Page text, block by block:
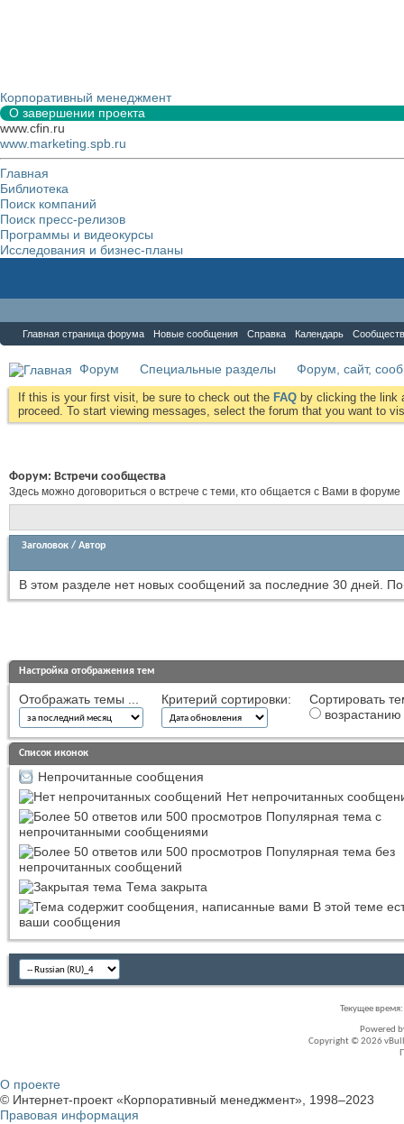
Корпоративный менеджмент
О завершении проекта
www.cfin.ru
www.marketing.spb.ru
Главная
Библиотека
Поиск компаний
Поиск пресс-релизов
Программы и видеокурсы
Исследования и бизнес-планы
Главная страница форума Новые сообщения Справка Календарь
Форум Специальные разделы Форум, сайт,
If this is your first visit, be sure to check out the FAQ by clicking the link
proceed. To start viewing messages, select the forum that you want to
Форум: Встречи сообщества
Здесь можно договориться о встрече с теми, кто общается с Вами в форуме
Заголовок / Автор
В этом разделе нет новых сообщений за последние 30 дней.
Настройка отображения тем
Отображать темы ... Критерий сортировки:
Сортировать
возрастанию
Список иконок
Непрочитанные сообщения
Нет непрочитанных
Популярная тема с
непрочитанными сообщениями
Популярная тема без
непрочитанных сообщений
Тема закрыта
В этой теме
ваши сообщения
Текущее время:
Powered
Copyright © 2026
О проекте
© Интернет-проект «Корпоративный менеджмент», 1998–2023
Правовая информация